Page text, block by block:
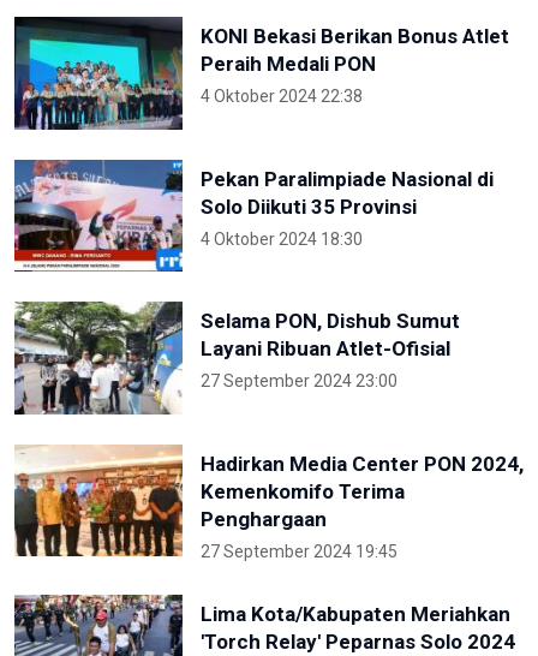
KONI Bekasi Berikan Bonus Atlet
Peraih Medali PON
4 Oktober 2024 22:38
Pekan Paralimpiade Nasional di
Solo Diikuti 35 Provinsi
4 Oktober 2024 18:30
Selama PON, Dishub Sumut
Layani Ribuan Atlet-Ofisial
27 September 2024 23:00
Hadirkan Media Center PON 2024,
Kemenkomifo Terima
Penghargaan
27 September 2024 19:45
Lima Kota/Kabupaten Meriahkan
'Torch Relay' Peparnas Solo 2024